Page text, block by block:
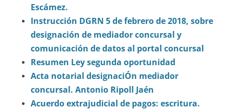
Escámez.
Instrucción DGRN 5 de febrero de 2018, sobre
designación de mediador concursal y
comunicación de datos al portal concursal
Resumen Ley segunda oportunidad
Acta notarial designaciÓn mediador
concursal. Antonio Ripoll Jaén
Acuerdo extrajudicial de pagos: escritura.